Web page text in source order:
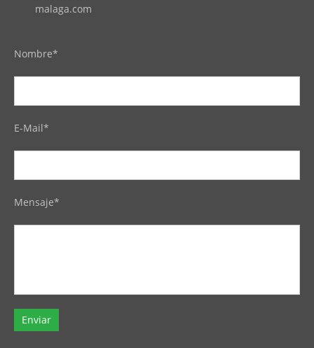
malaga.com
Nombre*
E-Mail*
Mensaje*